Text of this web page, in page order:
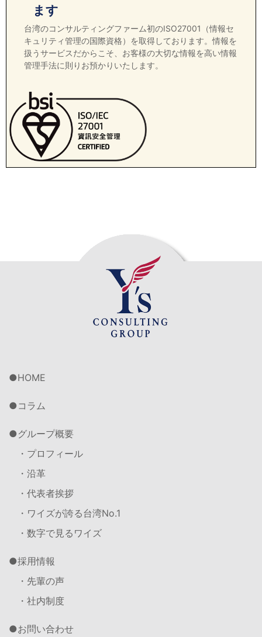
ます
台湾のコンサルティングファーム初のISO27001（情報セ
キュリティ管理の国際資格）を取得しております。情報を
扱うサービスだからこそ、お客様の大切な情報を高い情報
管理手法に則りお預かりいたします。
HOME
コラム
グループ概要
・プロフィール
・沿革
・代表者挨拶
・ワイズが誇る台湾No.1
・数字で見るワイズ
採用情報
・先輩の声
・社内制度
お問い合わせ